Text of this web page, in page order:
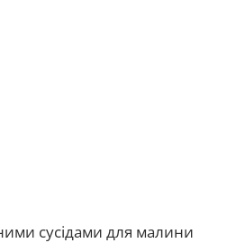
сусідами для малини